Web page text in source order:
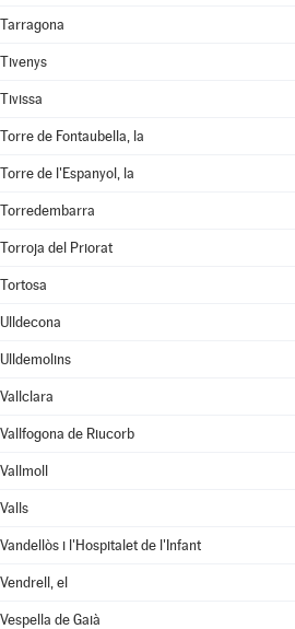
Tarragona
Tivenys
Tivissa
Torre de Fontaubella, la
Torre de l'Espanyol, la
Torredembarra
Torroja del Priorat
Tortosa
Ulldecona
Ulldemolins
Vallclara
Vallfogona de Riucorb
Vallmoll
Valls
Vandellòs i l'Hospitalet de l'Infant
Vendrell, el
Vespella de Gaià